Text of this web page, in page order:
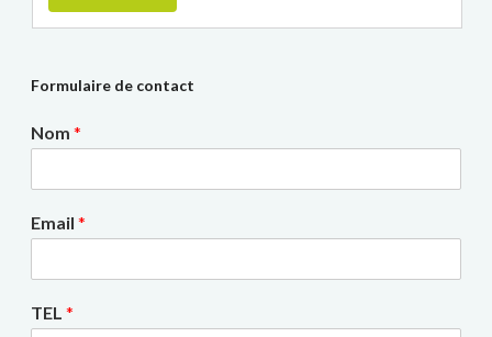
Formulaire de contact
Nom *
Email *
TEL *